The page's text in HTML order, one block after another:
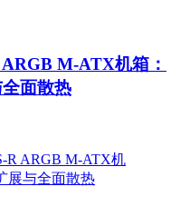
M-ATX机箱：
面散热